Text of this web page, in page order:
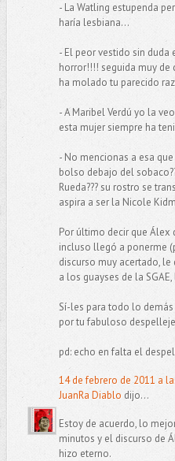
- La Watling estupenda
haría lesbiana...
- El peor vestido sin
horror!!!! seguida muy de
ha molado tu parecido
- A Maribel Verdú yo la
esta mujer siempre ha
- No mencionas a esa
bolso debajo del
Rueda??? su rostro se
aspira a ser la Nicole
Por último decir que Álex
incluso llegó a ponerme
discurso muy acertado,
a los guayses de la
Sí-les para todo lo
por tu fabuloso
pd: echo en falta el
14 de febrero de 2011 a
JuanRa Diablo dijo...
Estoy de acuerdo, lo
minutos y el discurso de
hizo eterno.